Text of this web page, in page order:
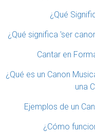
¿Qué
¿Qué significa 'ser
Cantar en
¿Qué es un Canon
una
Ejemplos de un
¿Cómo